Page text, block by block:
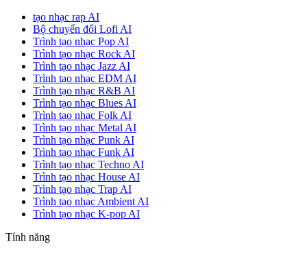
tạo nhạc rap AI
Bộ chuyển đổi Lofi AI
Trình tạo nhạc Pop AI
Trình tạo nhạc Rock AI
Trình tạo nhạc Jazz AI
Trình tạo nhạc EDM AI
Trình tạo nhạc R&B AI
Trình tạo nhạc Blues AI
Trình tạo nhạc Folk AI
Trình tạo nhạc Metal AI
Trình tạo nhạc Punk AI
Trình tạo nhạc Funk AI
Trình tạo nhạc Techno AI
Trình tạo nhạc House AI
Trình tạo nhạc Trap AI
Trình tạo nhạc Ambient AI
Trình tạo nhạc K-pop AI
Tính năng